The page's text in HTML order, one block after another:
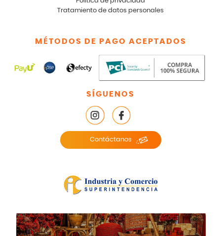
Tratamiento de datos personales
MÉTODOS DE PAGO ACEPTADOS
SÍGUENOS
Contáctanos